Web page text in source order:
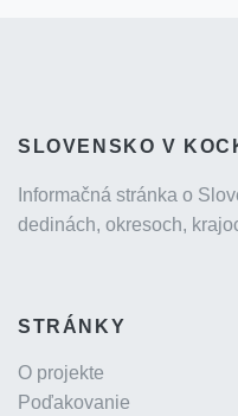
SLOVENSKO V
Informačná stránka o
dedinách, okresoch,
STRÁNKY
O projekte
Poďakovanie